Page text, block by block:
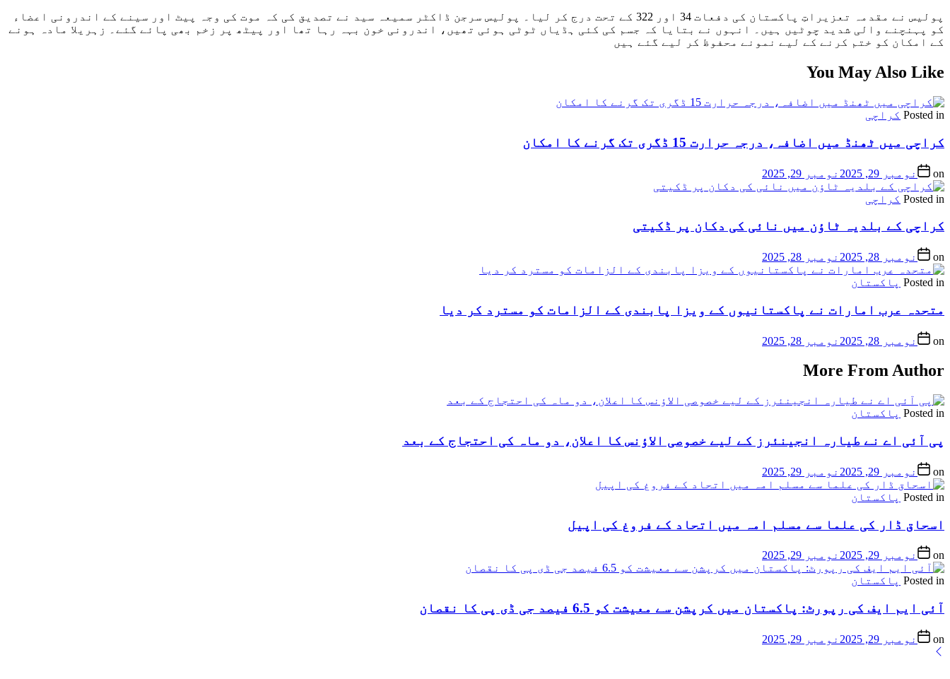
پولیس نے مقدمہ تعزیراتِ پاکستان کی دفعات 34 اور 322 کے تحت درج کر لیا۔ پولیس سرجن ڈاکٹر سمیعہ سید نے تصدیق کی کہ موت کی وجہ پیٹ اور سینے کے اندرونی اعضاء
کو پہنچنے والی شدید چوٹیں ہیں۔ انہوں نے بتایا کہ جسم کی کئی ہڈیاں ٹوٹی ہوئی تھیں، اندرونی خون بہہ رہا تھا اور پیٹھ پر زخم بھی پائے گئے۔ زہریلا مادہ ہونے
کے امکان کو ختم کرنے کے لیے نمونے محفوظ کر لیے گئے ہیں
You May Also Like
Posted in کراچی
کراچی میں ٹھنڈ میں اضافہ، درجہ حرارت 15 ڈگری تک گرنے کا امکان
on نومبر 29, 2025 نومبر 29, 2025
Posted in کراچی
کراچی کے بلدیہ ٹاؤن میں نائی کی دکان پر ڈکیتی
on نومبر 28, 2025 نومبر 28, 2025
Posted in پاکستان
متحدہ عرب امارات نے پاکستانیوں کے ویزا پابندی کے الزامات کو مسترد کر دیا
on نومبر 28, 2025 نومبر 28, 2025
More From Author
Posted in پاکستان
پی آئی اے نے طیارہ انجینئرز کے لیے خصوصی الاؤنس کا اعلان، دو ماہ کی احتجاج کے بعد
on نومبر 29, 2025 نومبر 29, 2025
Posted in پاکستان
اسحاق ڈار کی علما سے مسلم امہ میں اتحاد کے فروغ کی اپیل
on نومبر 29, 2025 نومبر 29, 2025
Posted in پاکستان
آئی ایم ایف کی رپورٹ: پاکستان میں کرپشن سے معیشت کو 6.5 فیصد جی ڈی پی کا نقصان
on نومبر 29, 2025 نومبر 29, 2025